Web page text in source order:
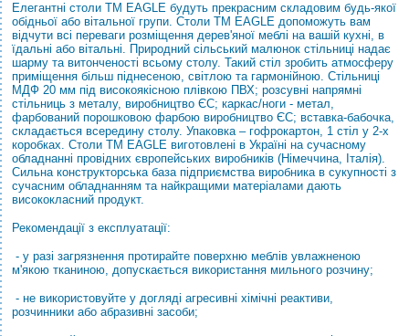
Елегантні столи ТМ EAGLE будуть прекрасним складовим будь-якої
обідньої або вітальної групи. Столи ТМ EAGLE допоможуть вам
відчути всі переваги розміщення дерев'яної меблі на вашій кухні, в
їдальні або вітальні. Природний сільський малюнок стільниці надає
шарму та витонченості всьому столу. Такий стіл зробить атмосферу
приміщення більш піднесеною, світлою та гармонійною. Стільниці
МДФ 20 мм під високоякісною плівкою ПВХ; розсувні напрямні
стільниць з металу, виробництво ЄС; каркас/ноги - метал,
фарбований порошковою фарбою виробництво ЄС; вставка-бабочка,
складається всередину столу. Упаковка – гофрокартон, 1 стіл у 2-х
коробках. Столи ТМ EAGLE виготовлені в Україні на сучасному
обладнанні провідних європейських виробників (Німеччина, Італія).
Сильна конструкторська база підприємства виробника в сукупності з
сучасним обладнанням та найкращими матеріалами дають
висококласний продукт.
Рекомендації з експлуатації:
- у разі загрязнення протирайте поверхню меблів увлажненою
м'якою тканиною, допускається використання мильного розчину;
- не використовуйте у догляді агресивні хімічні реактиви,
розчинники або абразивні засоби;